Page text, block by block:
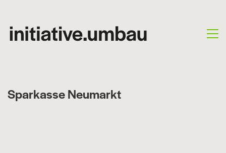
Sparkasse Neumarkt